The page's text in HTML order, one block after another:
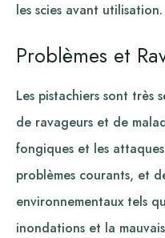
les scies avant utilisation.
Problèmes et
Les pistachiers sont très
de ravageurs et de
fongiques et les
problèmes courants, et
environnementaux tels
inondations et la